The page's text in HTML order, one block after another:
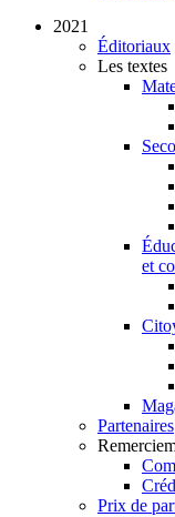
2021
Éditoriaux
Les textes
et
Partenaires
Prix de